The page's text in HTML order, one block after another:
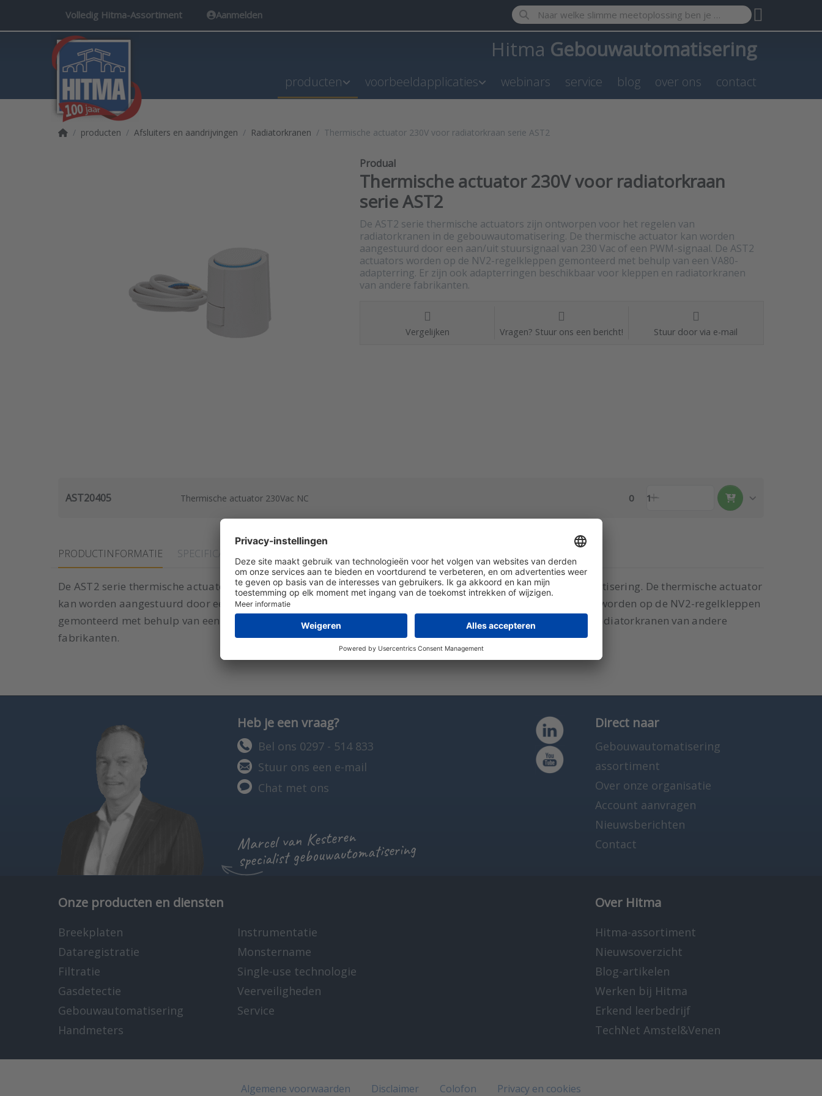
Volledig Hitma-Assortiment Aanmelden Enter a search term. Results will appear automatically as you type.
Hitma Gebouwautomatisering
producten voorbeeldapplicaties webinars service blog over ons contact
Startpagina
producten Afsluiters en aandrijvingen Radiatorkranen Thermische actuator 230V voor radiatorkraan serie AST2
Produal
Thermische actuator 230V voor radiatorkraan
serie AST2
De AST2 serie thermische actuators zijn ontworpen voor het regelen van
radiatorkranen in de gebouwautomatisering. De thermische actuator kan worden
aangestuurd door een aan/uit stuursignaal van 230 Vac of een PWM-signaal. De AST2
actuators worden op de NV2-regelkleppen gemonteerd met behulp van een VA80-
adapterring. Er zijn ook adapterringen beschikbaar voor kleppen en radiatorkranen
van andere fabrikanten.
Vergelijken Vragen? Stuur ons een bericht! Stuur door via e-mail
AST20405 Thermische actuator 230Vac NC 0 1
PRODUCTINFORMATIE SPECIFICATIES
De AST2 serie thermische actuators zijn ontworpen voor het regelen van radiatorkranen in de gebouwautomatisering. De thermische actuator
kan worden aangestuurd door een aan/uit stuursignaal van 230 Vac of een PWM-signaal. De AST2 actuators worden op de NV2-regelkleppen
gemonteerd met behulp van een VA80-adapterring. Er zijn ook adapterringen beschikbaar voor kleppen en radiatorkranen van andere
fabrikanten.
Heb je een vraag?
Bel ons 0297 - 514 833
Stuur ons een e-mail
Chat met ons
Marcel van Kesteren
specialist gebouwautomatisering
Direct naar
Gebouwautomatisering
assortiment
Over onze organisatie
Account aanvragen
Nieuwsberichten
Contact
Onze producten en diensten
Breekplaten
Dataregistratie
Filtratie
Gasdetectie
Gebouwautomatisering
Handmeters
Instrumentatie
Monstername
Single-use technologie
Veerveiligheden
Service
Over Hitma
Hitma-assortiment
Nieuwsoverzicht
Blog-artikelen
Werken bij Hitma
Erkend leerbedrijf
TechNet Amstel&Venen
Algemene voorwaarden Disclaimer Colofon Privacy en cookies